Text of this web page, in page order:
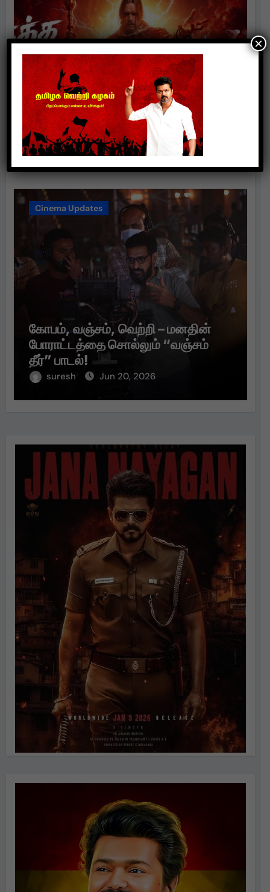
சாம் சி எஸ் இசையில் மிரட்டும்
“ரத்தத்த தா” – டிமான்டி காலனி 3
முதல் பாடல் ரசிகர்களை கவர்ந்து
வருகிறது!
suresh Aug 3, 2026
Cinema Updates
கோபம், வஞ்சம், வெற்றி – மனதின்
போராட்டத்தை சொல்லும் “வஞ்சம்
தீர்” பாடல்!
suresh Jun 20, 2026
×